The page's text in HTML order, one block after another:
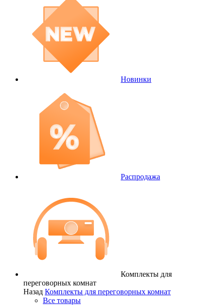
Новинки
Распродажа
Комплекты для
переговорных комнат
Назад Комплекты для переговорных комнат
Все товары